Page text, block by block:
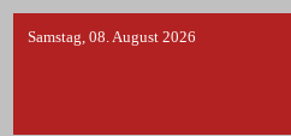
Samstag, 08. August 2026